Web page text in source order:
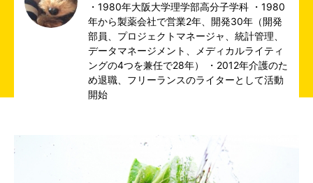
・1980年大阪大学理学部高分子学科 ・1980
年から製薬会社で営業2年、開発30年（開発
部員、プロジェクトマネージャ、統計管理、
データマネージメント、メディカルライティ
ングの4つを兼任で28年） ・2012年介護のた
め退職、フリーランスのライターとして活動
開始